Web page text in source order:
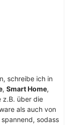
schreibe ich in
, Smart Home,
z.B. über die
als auch von
sodass